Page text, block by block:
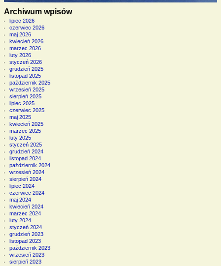
Archiwum wpisów
lipiec 2026
czerwiec 2026
maj 2026
kwiecień 2026
marzec 2026
luty 2026
styczeń 2026
grudzień 2025
listopad 2025
październik 2025
wrzesień 2025
sierpień 2025
lipiec 2025
czerwiec 2025
maj 2025
kwiecień 2025
marzec 2025
luty 2025
styczeń 2025
grudzień 2024
listopad 2024
październik 2024
wrzesień 2024
sierpień 2024
lipiec 2024
czerwiec 2024
maj 2024
kwiecień 2024
marzec 2024
luty 2024
styczeń 2024
grudzień 2023
listopad 2023
październik 2023
wrzesień 2023
sierpień 2023